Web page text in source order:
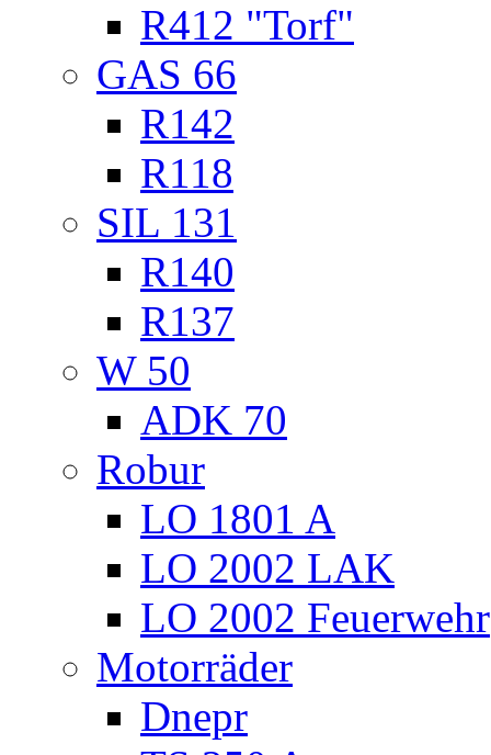
R412 "Torf"
GAS 66
R142
R118
SIL 131
R140
R137
W 50
ADK 70
Robur
LO 1801 A
LO 2002 LAK
LO 2002 Feuerwehr
Motorräder
Dnepr